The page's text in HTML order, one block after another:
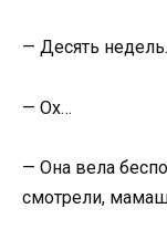
— Десять недель.
— Ох…
— Она вела
смотрели,